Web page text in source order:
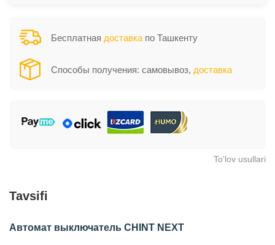
Бесплатная доставка по Ташкенту
Способы получения: самовывоз, доставка
To‘lov usullari
Tavsifi
Автомат выключатель CHINT NEXT